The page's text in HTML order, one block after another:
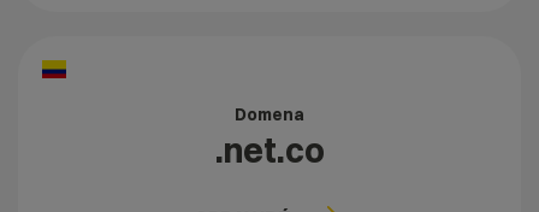
Domena
.net.co